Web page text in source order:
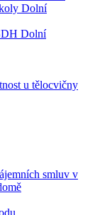
Dolní
Dolní
u tělocvičny
smluv v